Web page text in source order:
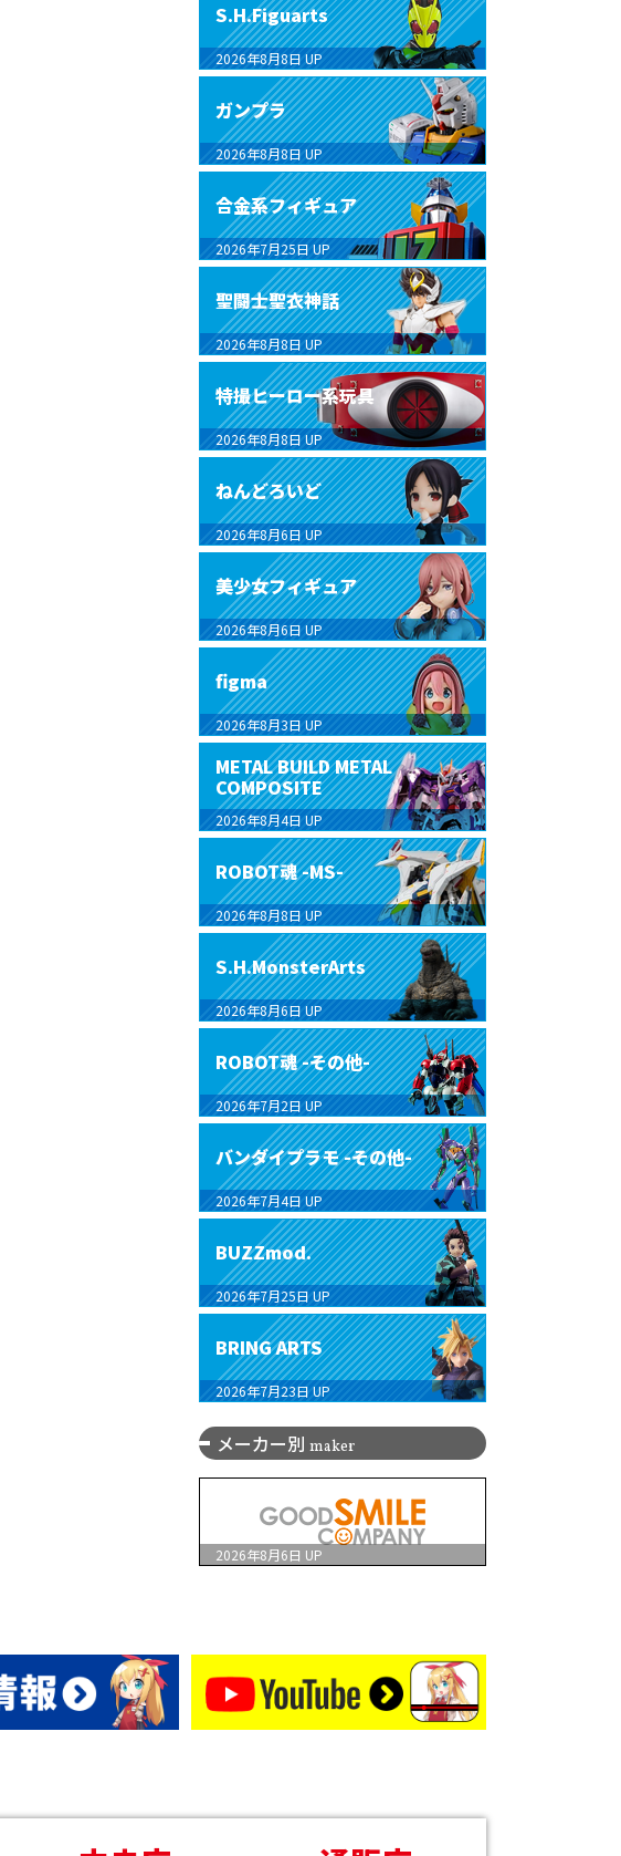
S.H.Figuarts
2026年8月8日 UP
ガンプラ
2026年8月8日 UP
合金系フィギュア
2026年7月25日 UP
聖闘士聖衣神話
2026年8月8日 UP
特撮ヒーロー系玩具
2026年8月8日 UP
ねんどろいど
2026年8月6日 UP
美少女フィギュア
2026年8月6日 UP
figma
2026年8月3日 UP
METAL BUILD METAL
COMPOSITE
2026年8月4日 UP
ROBOT魂 -MS-
2026年8月8日 UP
S.H.MonsterArts
2026年8月6日 UP
ROBOT魂 -その他-
2026年7月2日 UP
バンダイプラモ -その他-
2026年7月4日 UP
BUZZmod.
2026年7月25日 UP
BRING ARTS
2026年7月23日 UP
メーカー別 maker
2026年8月6日 UP